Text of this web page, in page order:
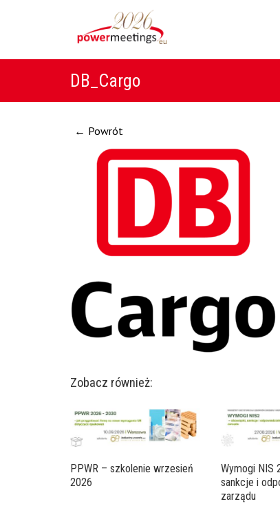
DB_Cargo
← Powrót
Zobacz również:
PPWR – szkolenie wrzesień
2026
Wymogi NIS
sankcje i
zarządu